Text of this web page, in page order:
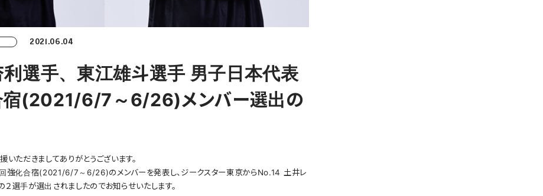
2021.06.04
利選手、東江雄斗選手 男子日本代表
宿(2021/6/7～6/26)メンバー選出の
ただきましてありがとうございます。
強化合宿(2021/6/7～6/26)のメンバーを発表し、ジークスター東京からNo.14 土井レ
選手が選出されましたのでお知らせいたします。